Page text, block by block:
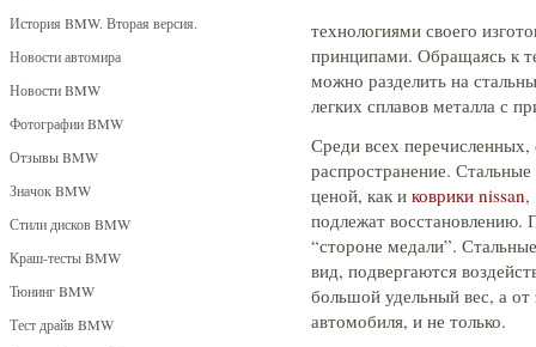
История BMW. Вторая версия.
Новости автомира
Новости BMW
Фотографии BMW
Отзывы BMW
Значок BMW
Стили дисков BMW
Краш-тесты BMW
Тюнинг BMW
Тест драйв BMW
технологиями своего
принципами. Обращаясь к
можно разделить на
легких сплавов металла с
Среди всех
распространение.
ценой, как и коврики nissan,
подлежат восстановлению.
“стороне медали”.
вид, подвергаются
большой удельный вес, а
автомобиля, и не только.